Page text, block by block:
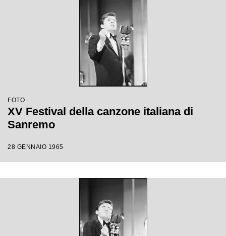
FOTO
XV Festival della canzone italiana di
Sanremo
28 GENNAIO 1965